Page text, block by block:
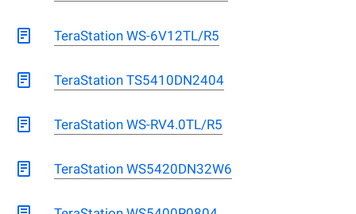
TeraStation WS-6V12TL/R5
TeraStation TS5410DN2404
TeraStation WS-RV4.0TL/R5
TeraStation WS5420DN32W6